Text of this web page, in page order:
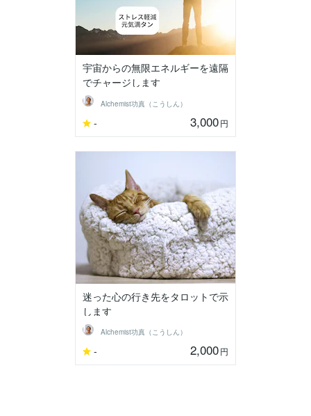
宇宙からの無限エネルギーを遠隔
でチャージします
Alchemist功真（こうしん）
- 3,000円
迷った心の行き先をタロットで示
します
Alchemist功真（こうしん）
- 2,000円